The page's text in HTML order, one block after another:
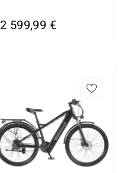
2 599,99 €